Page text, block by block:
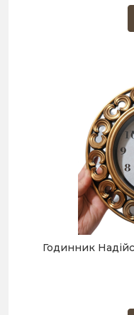
Годинник